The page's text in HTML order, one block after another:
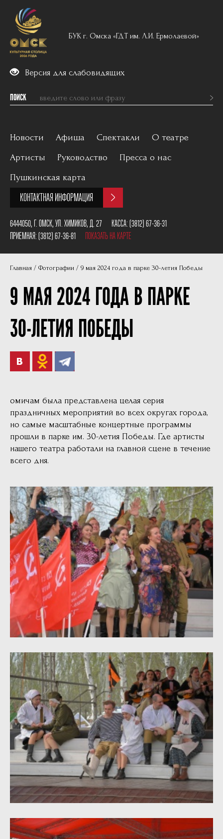
БУК г. Омска «ГДТ им. Л.И. Ермолаевой»
Версия для слабовидящих
ПОИСК
Новости Афиша Спектакли
Вечерний репертуар
Пушкинская карта
О театре
История
Наши партнеры
Документы
Фотографии
Артисты Руководство
Пресса о нас
Пушкинская карта
КОНТАКТНАЯ ИНФОРМАЦИЯ
6444050, Г. ОМСК, УЛ. ХИМИКОВ, Д. 27 КАССА:(3812) 67-36-31
ПРИЕМНАЯ:(3812) 67-36-81 ПОКАЗАТЬ НА КАРТЕ
Главная Фотографии 9 мая 2024 года в парке 30-летия Победы
9 МАЯ 2024 ГОДА В ПАРКЕ
30-ЛЕТИЯ ПОБЕДЫ
омичам была представлена целая серия
праздничных мероприятий во всех округах города,
но самые масштабные концертные программы
прошли в парке им. 30-летия Победы. Где артисты
нашего театра работали на главной сцене в течение
всего дня.